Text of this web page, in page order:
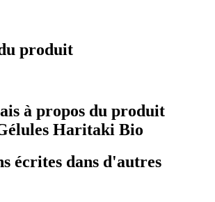
produit
à propos du produit
Haritaki Bio
écrites dans d'autres